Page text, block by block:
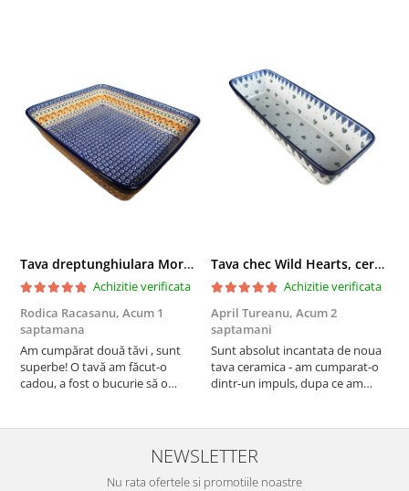
Tava dreptunghiulara Morning Sunrise, ceramica smaltuita, pictata manual, 27,0 X 32, 5 cm
Achizitie verificata
Rodica Racasanu, Acum 1
saptamana
Am cumpărat două tăvi , sunt
superbe! O tavă am făcut-o
cadou, a fost o bucurie să o
este o plăcere să o folosim, are
Tava chec Wild Hearts, ceramica smaltuita, pictata manual, 31,0 X 12,0 cm
Achizitie verificata
April Tureanu, Acum 2
saptamani
Sunt absolut incantata de noua
tava ceramica - am cumparat-o
dintr-un impuls, dupa ce am
pete de rugina dupa spalare.
Aceasta ma va scapa de aceasta
neplacere, in plus este tare
frumoasa, o ...
NEWSLETTER
Nu rata ofertele si promotiile noastre